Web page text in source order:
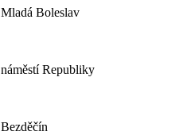
Mladá Boleslav
náměstí Republiky
Bezděčín